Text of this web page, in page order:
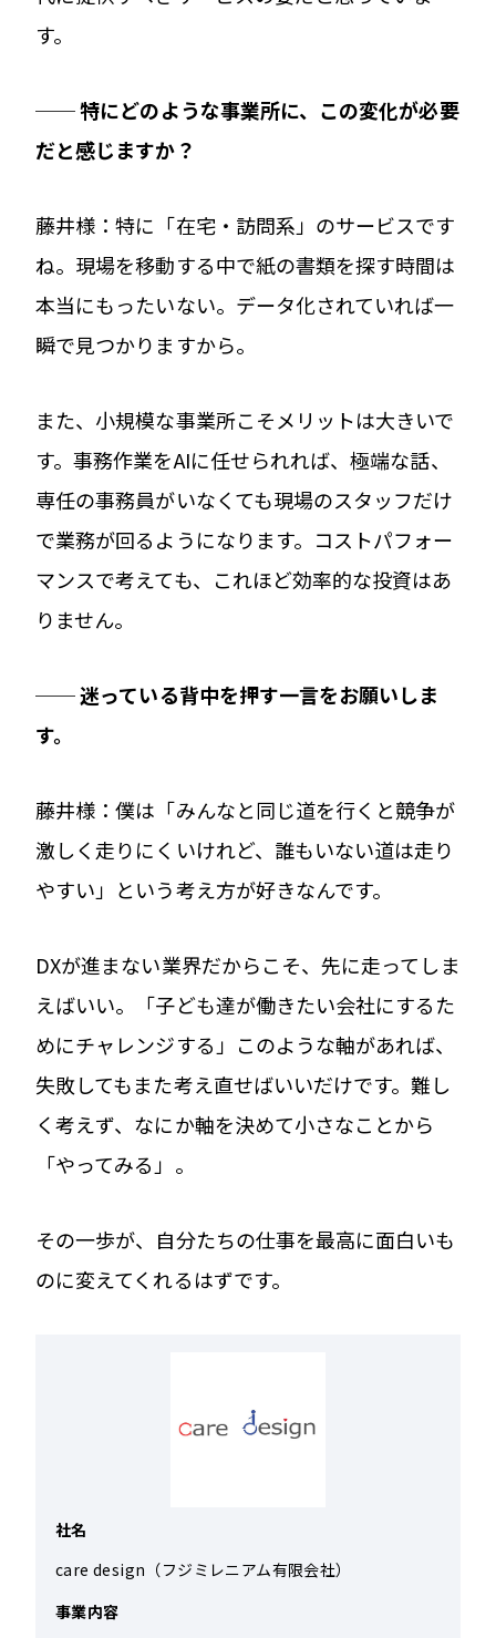
す。
── 特にどのような事業所に、この変化が必要
だと感じますか？
藤井様：特に「在宅・訪問系」のサービスです
ね。現場を移動する中で紙の書類を探す時間は
本当にもったいない。データ化されていれば一
瞬で見つかりますから。
また、小規模な事業所こそメリットは大きいで
す。事務作業をAIに任せられれば、極端な話、
専任の事務員がいなくても現場のスタッフだけ
で業務が回るようになります。コストパフォー
マンスで考えても、これほど効率的な投資はあ
りません。
── 迷っている背中を押す一言をお願いしま
す。
藤井様：僕は「みんなと同じ道を行くと競争が
激しく走りにくいけれど、誰もいない道は走り
やすい」という考え方が好きなんです。
DXが進まない業界だからこそ、先に走ってしま
えばいい。「子ども達が働きたい会社にするた
めにチャレンジする」このような軸があれば、
失敗してもまた考え直せばいいだけです。難し
く考えず、なにか軸を決めて小さなことから
「やってみる」。
その一歩が、自分たちの仕事を最高に面白いも
のに変えてくれるはずです。
社名
care design（フジミレニアム有限会社）
事業内容